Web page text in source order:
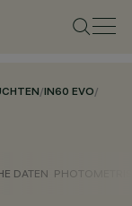
/IN60 EVO/
DATEN